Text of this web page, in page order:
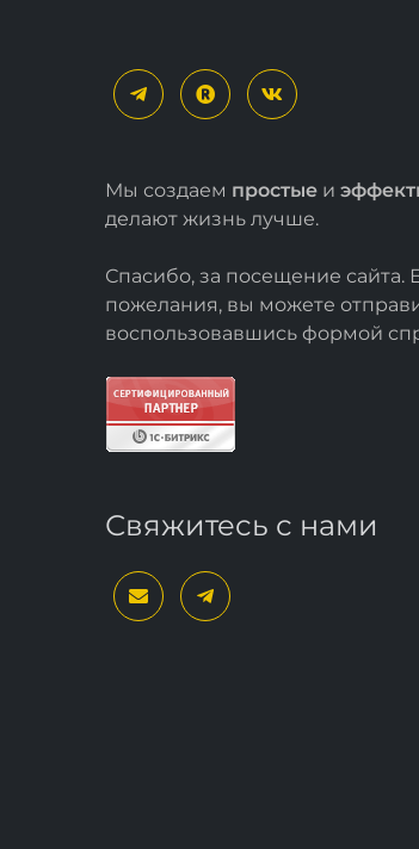
Мы создаем простые и
делают жизнь лучше.
Спасибо, за посещение сайта.
пожелания, вы можете
воспользовавшись формой
Свяжитесь с нами